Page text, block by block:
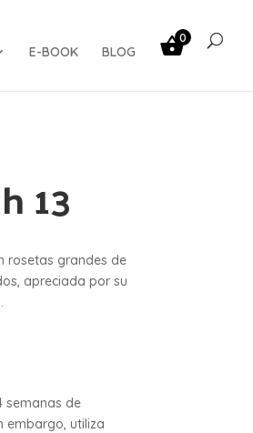
E-BOOK BLOG
0
13
rosetas grandes de
apreciada por su
semanas de
embargo, utiliza